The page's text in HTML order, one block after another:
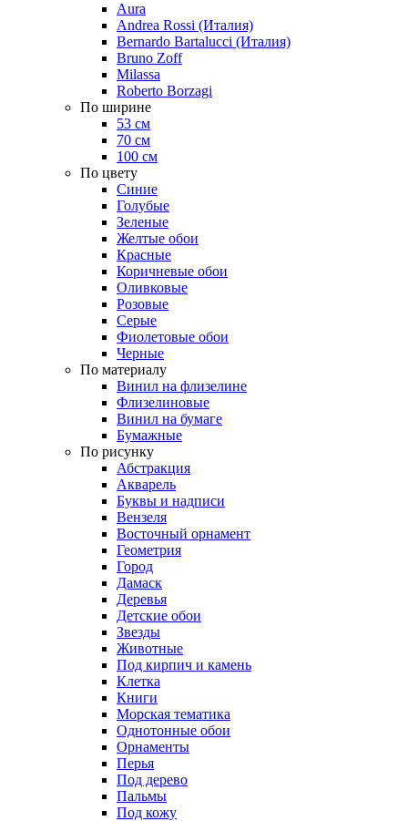
Aura
Andrea Rossi (Италия)
Bernardo Bartalucci (Италия)
Bruno Zoff
Milassa
Roberto Borzagi
По ширине
53 см
70 см
100 см
По цвету
Синие
Голубые
Зеленые
Желтые обои
Красные
Коричневые обои
Оливковые
Розовые
Серые
Фиолетовые обои
Черные
По материалу
Винил на флизелине
Флизелиновые
Винил на бумаге
Бумажные
По рисунку
Абстракция
Акварель
Буквы и надписи
Вензеля
Восточный орнамент
Геометрия
Город
Дамаск
Деревья
Детские обои
Звезды
Животные
Под кирпич и камень
Клетка
Книги
Морская тематика
Однотонные обои
Орнаменты
Перья
Под дерево
Пальмы
Под кожу